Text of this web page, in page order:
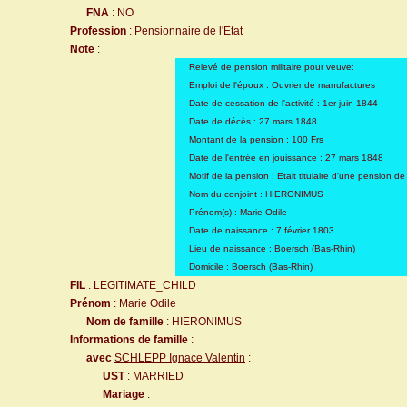
FNA : NO
Profession : Pensionnaire de l'Etat
Note :
Relevé de pension militaire pour veuve:
Emploi de l'époux : Ouvrier de manufactures
Date de cessation de l'activité : 1er juin 1844
Date de décès : 27 mars 1848
Montant de la pension : 100 Frs
Date de l'entrée en jouissance : 27 mars 1848
Motif de la pension : Etait titulaire d'une pension de
Nom du conjoint : HIERONIMUS
Prénom(s) : Marie-Odile
Date de naissance : 7 février 1803
Lieu de naissance : Boersch (Bas-Rhin)
Domicile : Boersch (Bas-Rhin)
FIL : LEGITIMATE_CHILD
Prénom : Marie Odile
Nom de famille : HIERONIMUS
Informations de famille :
avec SCHLEPP Ignace Valentin :
UST: MARRIED
Mariage :